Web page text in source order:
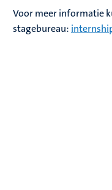
Voor meer informatie
stagebureau: